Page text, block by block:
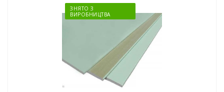
ЗНЯТО З
ВИРОБНИЦТВА